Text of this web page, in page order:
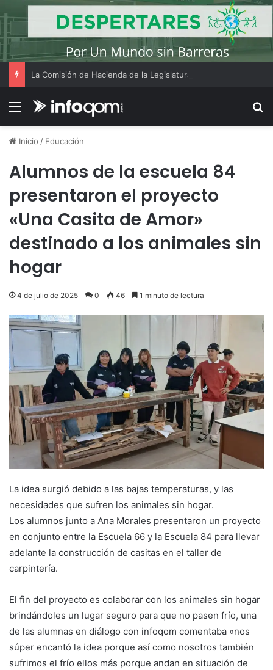
Menú
Inicio / Educación
Alumnos de la escuela 84
presentaron el proyecto
«Una Casita de Amor»
destinado a los animales sin
hogar
4 de julio de 2025 0 46 1 minuto de lectura
La idea surgió debido a las bajas temperaturas, y las
necesidades que sufren los animales sin hogar.
Los alumnos junto a Ana Morales presentaron un proyecto
en conjunto entre la Escuela 66 y la Escuela 84 para llevar
adelante la construcción de casitas en el taller de
carpintería.
El fin del proyecto es colaborar con los animales sin hogar
brindándoles un lugar seguro para que no pasen frío, una
de las alumnas en diálogo con infoqom comentaba «nos
súper encantó la idea porque así como nosotros también
sufrimos el frío ellos más porque andan en situación de